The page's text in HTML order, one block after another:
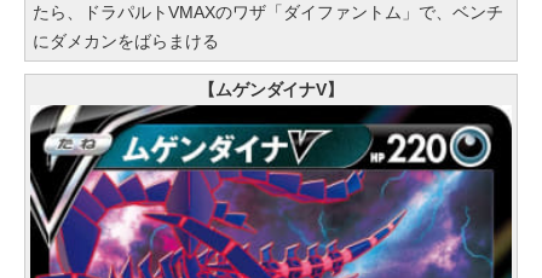
たら、ドラパルトVMAXのワザ「ダイファントム」で、ベンチ
にダメカンをばらまける
【ムゲンダイナV】